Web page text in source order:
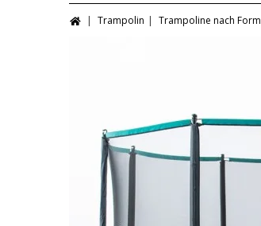
Trampolin Trampoline nach Form